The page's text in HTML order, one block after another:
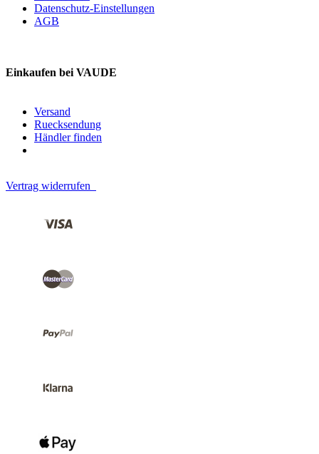
Datenschutz-Einstellungen
AGB
Einkaufen bei VAUDE
Versand
Ruecksendung
Händler finden
Vertrag widerrufen